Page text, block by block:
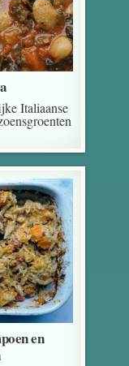
Italiaanse
en